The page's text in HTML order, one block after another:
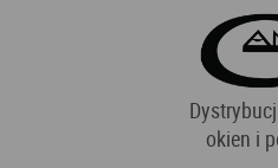
okien i